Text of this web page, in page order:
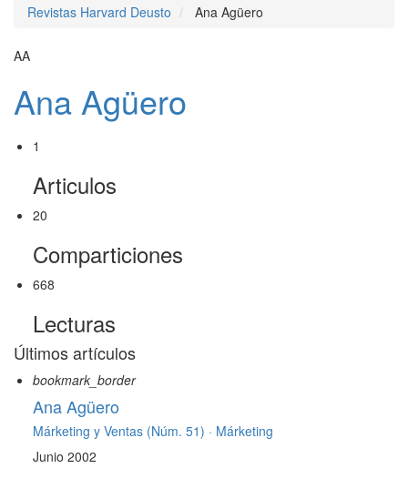
Revistas Harvard Deusto Ana Agüero
AA
Ana Agüero
1
Articulos
20
Comparticiones
668
Lecturas
Últimos artículos
bookmark_border
Ana Agüero
Márketing y Ventas (Núm. 51) · Márketing
Junio 2002